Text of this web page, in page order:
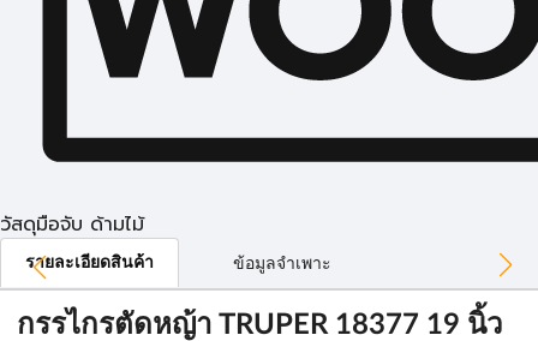
วัสดุมือจับ ด้ามไม้
รายละเอียดสินค้า ข้อมูลจำเพาะ
กรรไกรตัดหญ้า TRUPER 18377 19 นิ้ว